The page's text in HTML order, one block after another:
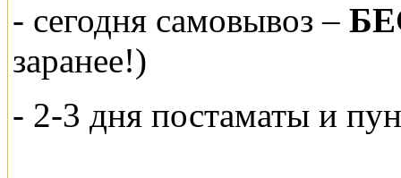
- сегодня самовывоз –
заранее!)
- 2-3 дня постаматы и